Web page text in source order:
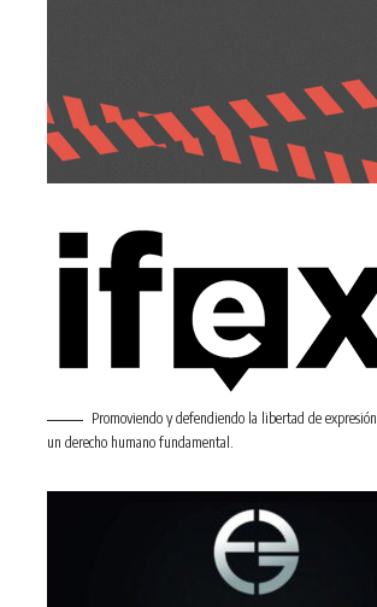
Promoviendo y defendiendo la libertad de
un derecho humano fundamental.